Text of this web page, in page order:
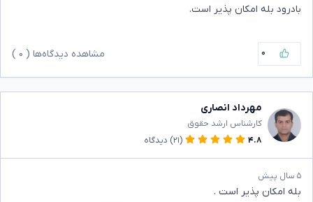
بادرود بله امکان پذیر است.
۰ مشاهده دیدگاه‌ها ( ۰
مهرداد انصاری
کارشناس ارشد حقوق
۴.۸
(۲۱) دیدگاه
۵ سال پیش
بله امکان پذیر است .